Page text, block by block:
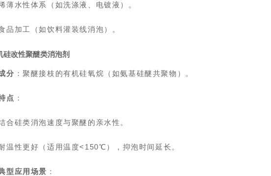
薄水性体系（如洗涤液、电镀液）。
品加工（如饮料灌装线消泡）。
硅改性聚醚类消泡剂
分 ：聚醚接枝的有机硅氧烷（如氨基硅醚共聚物）。
点 ：
合硅类消泡速度与聚醚的亲水性。
温性更好（适用温度<150℃），抑泡时间延长。
型应用场景 ：